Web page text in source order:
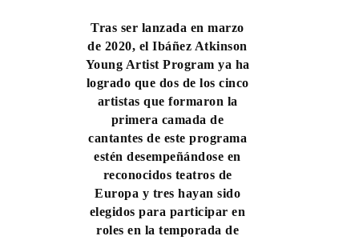
Tras ser lanzada en marzo
de 2020, el Ibáñez Atkinson
Young Artist Program ya ha
logrado que dos de los cinco
artistas que formaron la
primera camada de
cantantes de este programa
estén desempeñándose en
reconocidos teatros de
Europa y tres hayan sido
elegidos para participar en
roles en la temporada de